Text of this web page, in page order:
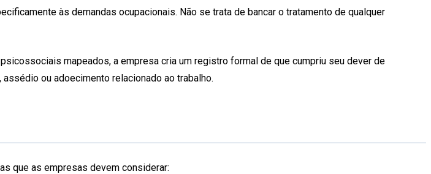
às demandas ocupacionais. Não se trata de bancar o tratamento de qualquer
mapeados, a empresa cria um registro formal de que cumpriu seu dever de
ou adoecimento relacionado ao trabalho.
que as empresas devem considerar: